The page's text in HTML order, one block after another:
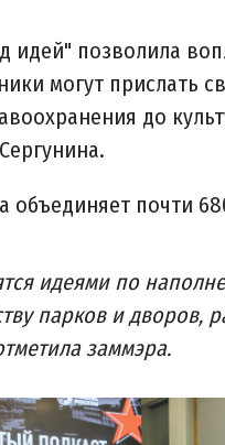
идей" позволила
могут
до
объединяет почти
идеями по
парков и
заммэра.